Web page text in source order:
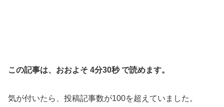
この記事は、おおよそ 4分30秒 で読めます。
気が付いたら、投稿記事数が100を超えていました。